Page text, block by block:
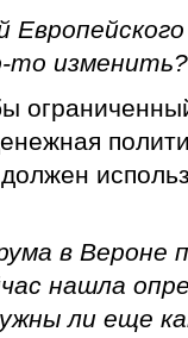
то изменить?
в Вероне
нашла
ли еще